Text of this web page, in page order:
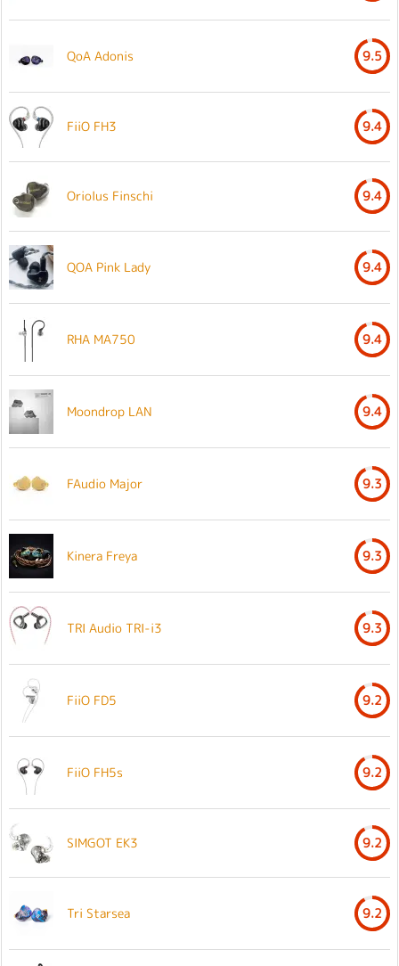
QoA Adonis 9.5
FiiO FH3 9.4
Oriolus Finschi 9.4
QOA Pink Lady 9.4
RHA MA750 9.4
Moondrop LAN 9.4
FAudio Major 9.3
Kinera Freya 9.3
TRI Audio TRI-i3 9.3
FiiO FD5 9.2
FiiO FH5s 9.2
SIMGOT EK3 9.2
Tri Starsea 9.2